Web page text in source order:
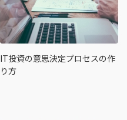
IT投資の意思決定プロセスの作
り方